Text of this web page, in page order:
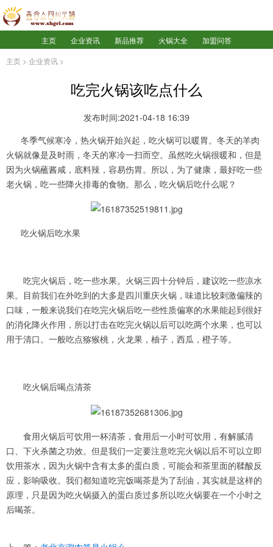
主页 企业资讯 新品推荐 火锅大全
加盟问答
主页 > 企业资讯 >
吃完火锅该吃点什么
发布时间:2021-04-18 16:39
冬季气候寒冷，热火锅开始兴起，吃火锅可以暖胃。冬天的羊肉
火锅就像是及时雨，冬天的寒冷一扫而空。虽然吃火锅很暖和，但是
因为火锅蘸酱咸，底料辣，容易伤胃。所以，为了健康，最好吃一些
老火锅，吃一些降火排毒的食物。那么，吃火锅后吃什么呢？
吃火锅后吃水果
吃完火锅后，吃一些水果。火锅三四十分钟后，建议吃一些凉水
果。目前我们在外吃到的大多是四川重庆火锅，味道比较刺激偏辣的
口味，一般来说我们在吃完火锅后吃一些性质偏寒的水果能起到很好
的消化降火作用，所以打击在吃完火锅以后可以吃两个水果，也可以
用于清口。一般吃点猕猴桃，火龙果，柚子，西瓜，橙子等。
吃火锅后喝点清茶
食用火锅后可饮用一杯清茶，食用后一小时可饮用，有解腻清
口、下火杀菌之功效。但是我们一定要注意吃完火锅以后不可以立即
饮用茶水，因为火锅中含有太多的蛋白质，可能会和茶里面的鞣酸反
应，影响吸收。我们都知道吃完饭喝茶是为了刮油，其实就是这样的
原理，只是因为吃火锅摄入的蛋白质过多所以吃火锅要在一个小时之
后喝茶。